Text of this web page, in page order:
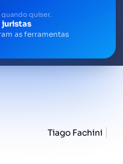
pessoas físicas e
civil.
Tiago Fachini
quiser.
as ferramentas